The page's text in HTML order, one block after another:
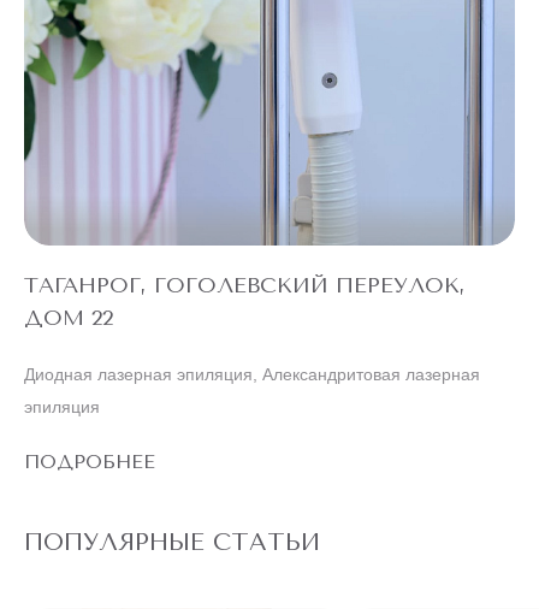
ТАГАНРОГ, ГОГОЛЕВСКИЙ ПЕРЕУЛОК,
ДОМ 22
Диодная лазерная эпиляция, Александритовая лазерная
эпиляция
ПОДРОБНЕЕ
ПОПУЛЯРНЫЕ СТАТЬИ